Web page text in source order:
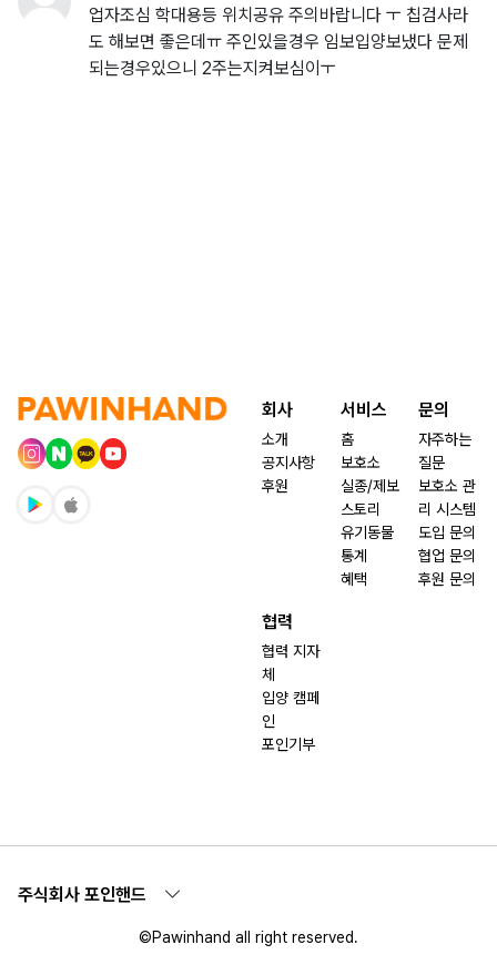
업자조심 학대용등 위치공유 주의바랍니다 ㅜ 칩검사라
도 해보면 좋은데ㅠ 주인있을경우 임보입양보냈다 문제
되는경우있으니 2주는지켜보심이ㅜ
회사
소개
공지사항
후원
서비스
홈
보호소
실종/제보
스토리
유기동물
통계
혜택
문의
자주하는
질문
보호소 관
리 시스템
도입 문의
협업 문의
후원 문의
협력
협력 지자
체
입양 캠페
인
포인기부
주식회사 포인핸드
©Pawinhand all right reserved.